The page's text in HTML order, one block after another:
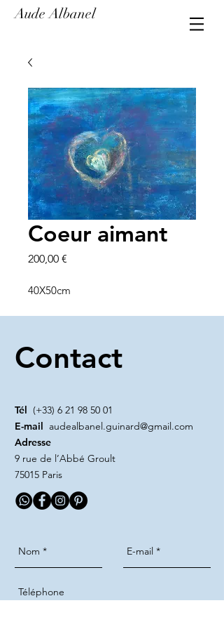
Aude Albanel
Coeur aimant
200,00 €
40X50cm
Contact
Tél (+33) 6 21 98 50 01
E-mail audealbanel.guinard@gmail.com
Adresse
9 rue de l’Abbé Groult
75015 Paris